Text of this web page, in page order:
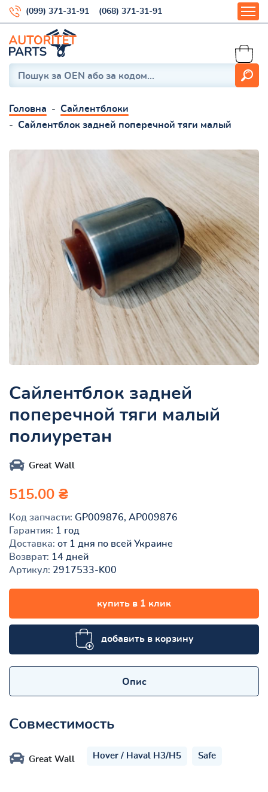
(099) 371-31-91 (068) 371-31-91
Головна
Сайлентблоки
Сайлентблок задней поперечной тяги малый
Сайлентблок задней
поперечной тяги малый
полиуретан
Great Wall
515.00 ₴
Код запчасти: GP009876, AP009876
Гарантия: 1 год
Доставка: от 1 дня по всей Украине
Возврат: 14 дней
Артикул: 2917533-K00
купить в 1 клик
добавить в корзину
Опис
Совместимость
Great Wall Hover / Haval H3/H5 Safe